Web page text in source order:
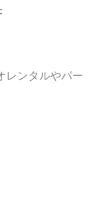
レンタルやパー